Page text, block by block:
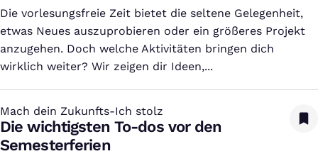
Die vorlesungsfreie Zeit bietet die seltene Gelegenheit,
etwas Neues auszuprobieren oder ein größeres Projekt
anzugehen. Doch welche Aktivitäten bringen dich
wirklich weiter? Wir zeigen dir Ideen,...
Mach dein Zukunfts-Ich stolz
:
Die wichtigsten To-dos vor den
Semesterferien